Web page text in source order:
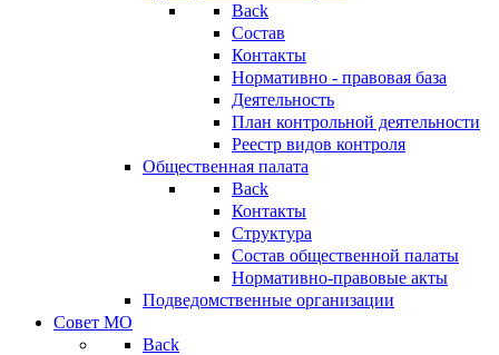
Back
Состав
Контакты
Нормативно - правовая база
Деятельность
План контрольной деятельности
Реестр видов контроля
Общественная палата
Back
Контакты
Структура
Состав общественной палаты
Нормативно-правовые акты
Подведомственные организации
Совет МО
Back